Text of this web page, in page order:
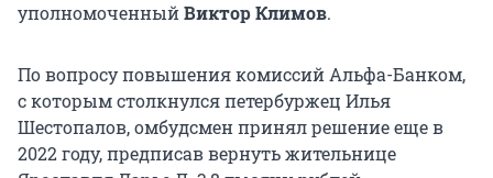
уполномоченныйВиктор Климов.
По вопросу повышения комиссий Альфа-Банком,
с которым столкнулся петербуржец Илья
Шестопалов, омбудсмен принял решение еще в
2022 году, предписав вернуть жительнице